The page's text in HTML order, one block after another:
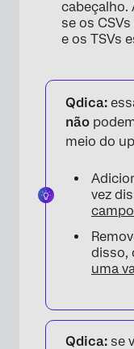
cabeçalho.
se os
e os TSVs
Qdica:
não
meio do
vez
disso,
uma
Qdica: se